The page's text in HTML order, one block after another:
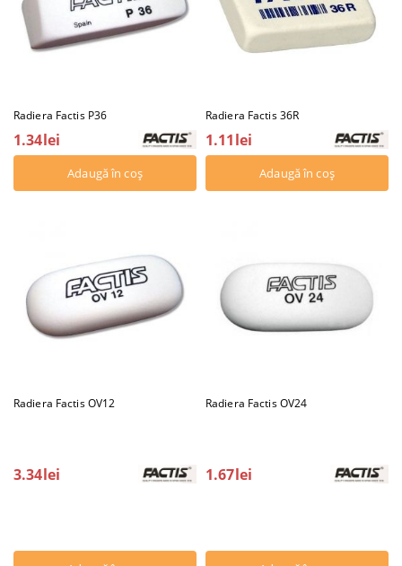
Radiera Factis P36
1.34lei
Radiera Factis 36R
1.11lei
Radiera Factis OV12
3.34lei
Radiera Factis OV24
1.67lei